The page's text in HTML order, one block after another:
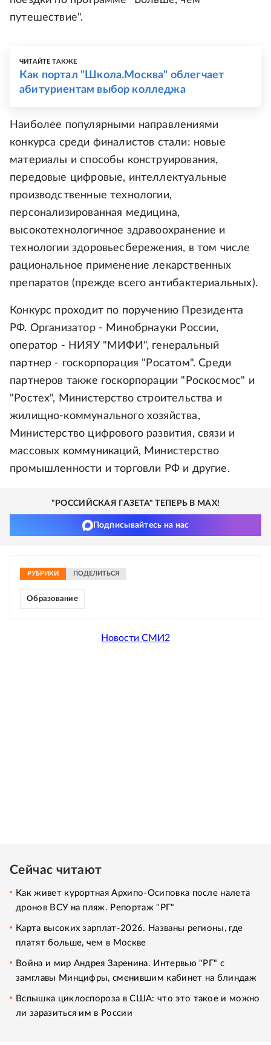
путешествие".
ЧИТАЙТЕ ТАКЖЕ
Как портал "Школа.Москва" облегчает
абитуриентам выбор колледжа
Наиболее популярными направлениями
конкурса среди финалистов стали: новые
материалы и способы конструирования,
передовые цифровые, интеллектуальные
производственные технологии,
персонализированная медицина,
высокотехнологичное здравоохранение и
технологии здоровьесбережения, в том числе
рациональное применение лекарственных
препаратов (прежде всего антибактериальных).
Конкурс проходит по поручению Президента
РФ. Организатор - Минобрнауки России,
оператор - НИЯУ "МИФИ", генеральный
партнер - госкорпорация "Росатом". Среди
партнеров также госкорпорации "Роскосмос" и
"Ростех", Министерство строительства и
жилищно-коммунального хозяйства,
Министерство цифрового развития, связи и
массовых коммуникаций, Министерство
промышленности и торговли РФ и другие.
"РОССИЙСКАЯ ГАЗЕТА" ТЕПЕРЬ В MAX!
Подписывайтесь на нас
РУБРИКИ ПОДЕЛИТЬСЯ
Образование
Новости СМИ2
Сейчас читают
Как живет курортная Архипо-Осиповка после налета
дронов ВСУ на пляж. Репортаж "РГ"
Карта высоких зарплат-2026. Названы регионы, где
платят больше, чем в Москве
Война и мир Андрея Заренина. Интервью "РГ" с
замглавы Минцифры, сменившим кабинет на блиндаж
Вспышка циклоспороза в США: что это такое и можно
ли заразиться им в России